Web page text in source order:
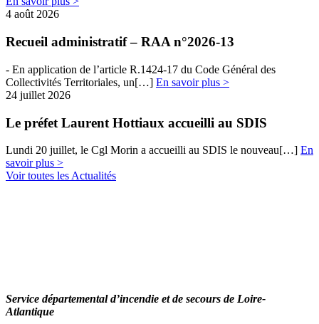
4 août 2026
Recueil administratif – RAA n°2026-13
- En​​ application de l’article R.1424-17 du Code Général des
Collectivités Territoriales, un[…] En savoir plus >
24 juillet 2026
Le préfet Laurent Hottiaux accueilli au SDIS
Lundi 20 juillet, le Cgl Morin a accueilli au SDIS le nouveau[…] En
savoir plus >
Voir toutes les Actualités
Service départemental d’incendie et de secours de Loire-
Atlantique